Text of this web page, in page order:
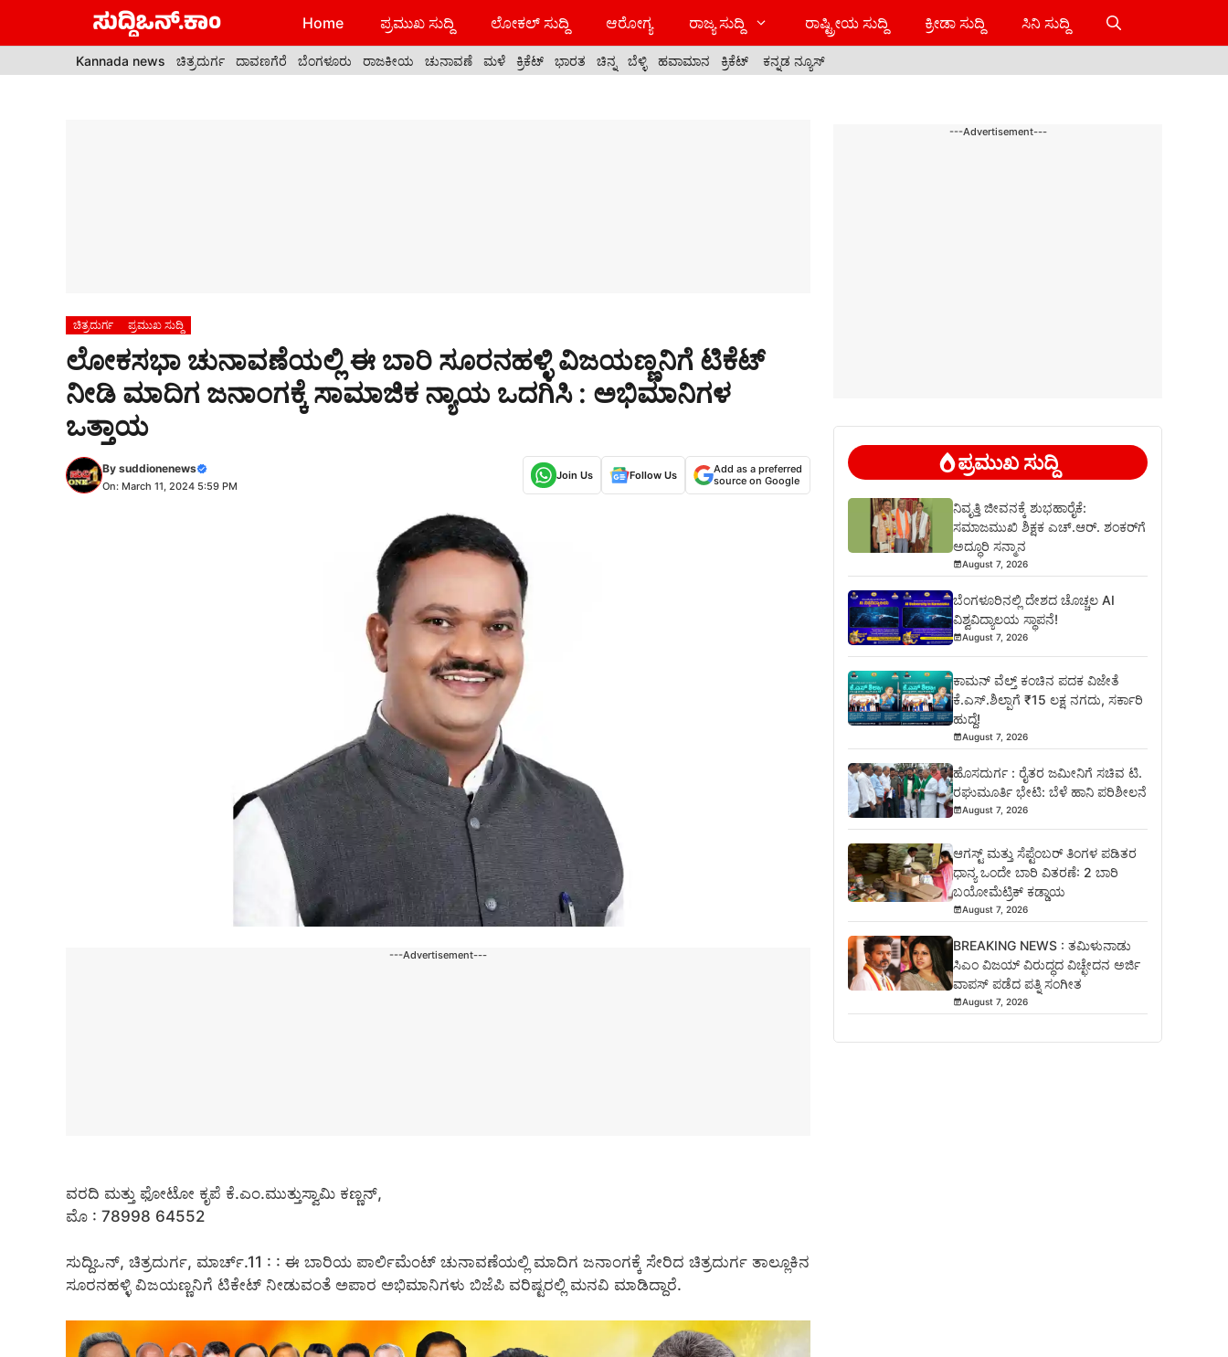
Home ಪ್ರಮುಖ ಸುದ್ದಿ ಲೋಕಲ್ ಸುದ್ದಿ ಆರೋಗ್ಯ ರಾಜ್ಯ ಸುದ್ದಿ ರಾಷ್ಟ್ರೀಯ ಸುದ್ದಿ ಕ್ರೀಡಾ ಸುದ್ದಿ ಸಿನಿ ಸುದ್ದಿ
Kannada news ಚಿತ್ರದುರ್ಗ ದಾವಣಗೆರೆ ಬೆಂಗಳೂರು ರಾಜಕೀಯ ಚುನಾವಣೆ ಮಳೆ ಕ್ರಿಕೆಟ್ ಭಾರತ ಚಿನ್ನ ಬೆಳ್ಳಿ ಹವಾಮಾನ ಕ್ರಿಕೆಟ್ ಕನ್ನಡ ನ್ಯೂಸ್
ಚಿತ್ರದುರ್ಗ ಪ್ರಮುಖ ಸುದ್ದಿ
ಲೋಕಸಭಾ ಚುನಾವಣೆಯಲ್ಲಿ ಈ ಬಾರಿ ಸೂರನಹಳ್ಳಿ ವಿಜಯಣ್ಣನಿಗೆ ಟಿಕೆಟ್
ನೀಡಿ ಮಾದಿಗ ಜನಾಂಗಕ್ಕೆ ಸಾಮಾಜಿಕ ನ್ಯಾಯ ಒದಗಿಸಿ : ಅಭಿಮಾನಿಗಳ
ಒತ್ತಾಯ
By suddionenews
On: March 11, 2024 5:59 PM
Join Us Follow Us
Add as a preferred
source on Google
---Advertisement---
ವರದಿ ಮತ್ತು ಫೋಟೋ ಕೃಪೆ ಕೆ.ಎಂ.ಮುತ್ತುಸ್ವಾಮಿ ಕಣ್ಣನ್,
ಮೊ : 78998 64552
ಸುದ್ದಿಒನ್, ಚಿತ್ರದುರ್ಗ, ಮಾರ್ಚ್.11 : : ಈ ಬಾರಿಯ ಪಾರ್ಲಿಮೆಂಟ್ ಚುನಾವಣೆಯಲ್ಲಿ ಮಾದಿಗ ಜನಾಂಗಕ್ಕೆ ಸೇರಿದ ಚಿತ್ರದುರ್ಗ ತಾಲ್ಲೂಕಿನ
ಸೂರನಹಳ್ಳಿ ವಿಜಯಣ್ಣನಿಗೆ ಟಿಕೇಟ್ ನೀಡುವಂತೆ ಅಪಾರ ಅಭಿಮಾನಿಗಳು ಬಿಜೆಪಿ ವರಿಷ್ಟರಲ್ಲಿ ಮನವಿ ಮಾಡಿದ್ದಾರೆ.
---Advertisement---
ಪ್ರಮುಖ ಸುದ್ದಿ
ನಿವೃತ್ತಿ ಜೀವನಕ್ಕೆ ಶುಭಹಾರೈಕೆ:
ಸಮಾಜಮುಖಿ ಶಿಕ್ಷಕ ಎಚ್.ಆರ್. ಶಂಕರ್‌ಗೆ
ಅದ್ಧೂರಿ ಸನ್ಮಾನ
August 7, 2026
ಬೆಂಗಳೂರಿನಲ್ಲಿ ದೇಶದ ಚೊಚ್ಚಲ AI
ವಿಶ್ವವಿದ್ಯಾಲಯ ಸ್ಥಾಪನೆ!
August 7, 2026
ಕಾಮನ್ ವೆಲ್ತ್ ಕಂಚಿನ ಪದಕ ವಿಜೇತೆ
ಕೆ.ಎಸ್.ಶಿಲ್ಪಾಗೆ ₹15 ಲಕ್ಷ ನಗದು, ಸರ್ಕಾರಿ
ಹುದ್ದೆ!
August 7, 2026
ಹೊಸದುರ್ಗ : ರೈತರ ಜಮೀನಿಗೆ ಸಚಿವ ಟಿ.
ರಘುಮೂರ್ತಿ ಭೇಟಿ: ಬೆಳೆ ಹಾನಿ ಪರಿಶೀಲನೆ
August 7, 2026
ಆಗಸ್ಟ್ ಮತ್ತು ಸೆಪ್ಟೆಂಬರ್ ತಿಂಗಳ ಪಡಿತರ
ಧಾನ್ಯ ಒಂದೇ ಬಾರಿ ವಿತರಣೆ: 2 ಬಾರಿ
ಬಯೋಮೆಟ್ರಿಕ್ ಕಡ್ಡಾಯ
August 7, 2026
BREAKING NEWS : ತಮಿಳುನಾಡು
ಸಿಎಂ ವಿಜಯ್ ವಿರುದ್ಧದ ವಿಚ್ಛೇದನ ಅರ್ಜಿ
ವಾಪಸ್ ಪಡೆದ ಪತ್ನಿ ಸಂಗೀತ
August 7, 2026